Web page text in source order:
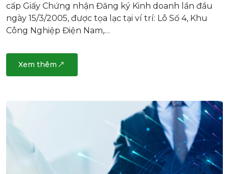
cấp Giấy Chứng nhận Đăng ký Kinh doanh lần đầu
ngày 15/3/2005, được tọa lạc tại ví trí: Lô Số 4, Khu
Công Nghiệp Điện Nam,…
Xem thêm